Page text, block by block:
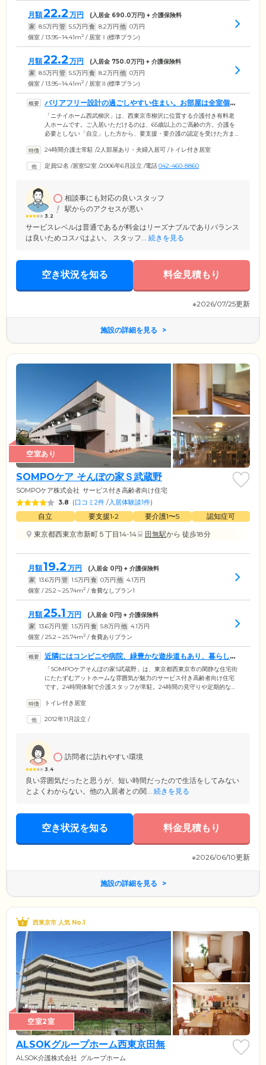
月額22.2 万円 (入居金 690.0万円) + 介護保険料
家 8.5万円 管 5.5万円 食 8.2万円 他 0万円
個室 / 13.95~14.41m2 / 居室Ⅰ(標準プラン)
月額22.2 万円 (入居金 750.0万円) + 介護保険料
家 8.5万円 管 5.5万円 食 8.2万円 他 0万円
個室 / 13.95~14.41m2 / 居室Ⅱ(標準プラン)
バリアフリー設計の過ごしやすい住まい。お部屋は全室個室
です
「ニチイホーム西武柳沢」は、西東京市柳沢に位置する介護付き有料老
人ホームです。ご入居いただけるのは、65歳以上のご高齢の方。介護を
必要としない「自立」した方から、要支援・要介護の認定を受けた方ま
まにお過ごしいただく建物内は、安全性に配慮した完全バリアフリー設
えた方も安全な移動が可能です。また、全52室の居室は、個室でご用意
24時間介護士常駐 /2人部屋あり・夫婦入居可 /トイレ付き居室
定員52名 /居室52室 /2006年6月設立 /電話042-460-8860
3.2
相談事にも対応の良いスタッフ
駅からのアクセスが悪い
サービスレベルは普通であるが料金はリーズナブルでありバランス
は良いためコスパはよい。 スタッフ... 続きを見る
空き状況を知る 料金見積もり
※2026/07/25更新
施設の詳細を見る
空室あり
SOMPOケア そんぽの家Ｓ武蔵野
SOMPOケア株式会社 サービス付き高齢者向け住宅
3.8 (口コミ2件 /入居体験談1件)
自立 要支援1•2 要介護1〜5
認知症可
東京都西東京市新町５丁目14-14
田無駅から 徒歩18分
月額19.2 万円 (入居金 0円) + 介護保険料
家 13.6万円 管 1.5万円 食 0万円 他 4.1万円
個室 / 25.2～25.74m2 / 食費なしプラン1
月額25.1 万円 (入居金 0円) + 介護保険料
家 13.6万円 管 1.5万円 食 5.8万円 他 4.1万円
個室 / 25.2～25.74m2 / 食費ありプラン
近隣にはコンビニや病院、緑豊かな遊歩道もあり、暮らしや
すい環境です
「SOMPOケアそんぽの家S武蔵野」は、東京都西東京市の閑静な住宅街
にたたずむアットホームな雰囲気が魅力のサービス付き高齢者向け住宅
です。24時間体制で介護スタッフが常駐。24時間の見守りや定期的な安
介護が必要になった場合は、介護サービスを受けることができますの
ター、飲食店、病院があり、暮らしやすい環境です。また、緑豊かな遊
トイレ付き居室
2012年11月設立 /
3.4
訪問者に訪れやすい環境
良い雰囲気だったと思うが、短い時間だったので生活をしてみない
とよくわからない。他の入居者との関... 続きを見る
空き状況を知る 料金見積もり
※2026/06/10更新
施設の詳細を見る
西東京市 人気 No.1
空室2室
ALSOKグループホーム西東京田無
ALSOK介護株式会社 グループホーム